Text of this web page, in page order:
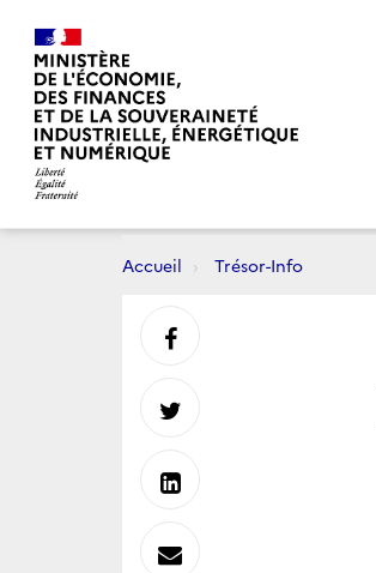
Accueil Trésor-Info
Partager
sur
Partager
sur
Partager
sur
Envoyer